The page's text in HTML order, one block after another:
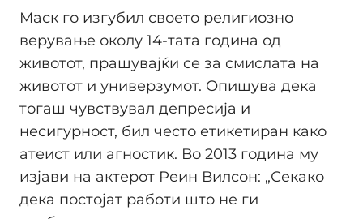
Маск го изгубил своето религиозно
верување околу 14-тата година од
животот, прашувајќи се за смислата на
животот и универзумот. Опишува дека
тогаш чувствувал депресија и
несигурност, бил често етикетиран како
атеист или агностик. Во 2013 година му
изјави на актерот Реин Вилсон: „Секако
дека постојат работи што не ги